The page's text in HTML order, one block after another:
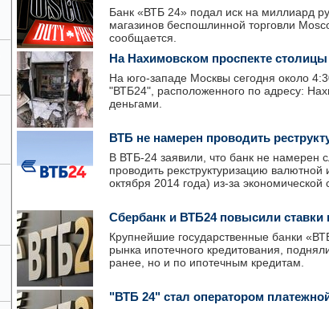
Банк «ВТБ 24» подал иск на миллиард
магазинов беспошлинной торговли
сообщается.
На Нахимовском проспекте
На юго-западе Москвы сегодня около
"ВТБ24", расположенного по адресу:
деньгами.
ВТБ не намерен проводить
В ВТБ-24 заявили, что банк не намерен
проводить рекструктуризацию
октября 2014 года) из-за экономической
Сбербанк и ВТБ24 повысили ставки
Крупнейшие государственные банки
рынка ипотечного кредитования,
ранее, но и по ипотечным кредитам.
"ВТБ 24" стал оператором